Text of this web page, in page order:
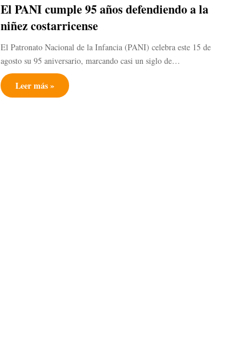
El PANI cumple 95 años defendiendo a la
niñez costarricense
El Patronato Nacional de la Infancia (PANI) celebra este 15 de
agosto su 95 aniversario, marcando casi un siglo de…
Leer más »